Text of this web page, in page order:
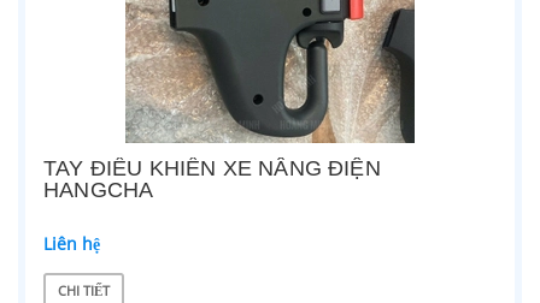
TAY ĐIỀU KHIỂN XE NÂNG ĐIỆN
HANGCHA
Liên hệ
CHI TIẾT